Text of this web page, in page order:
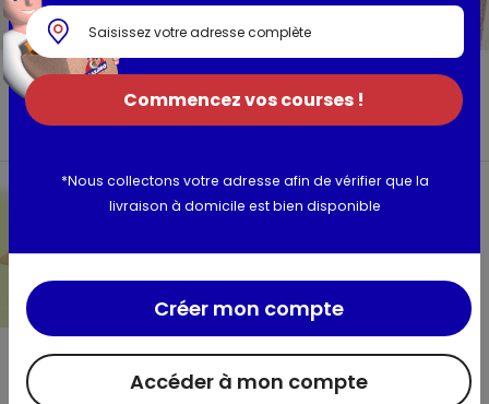
Pâte feuilletée, pur beurre
Biologik
sachet 250g
Pâte brisée, pur beurre
Biologik
Pâte feuilletée sans gluten
Biologik
sachet 250g
Commencez vos courses !
*Nous collectons votre adresse afin de vérifier que la
livraison à domicile est bien disponible
Accéder à mon compte
Créer mon compte